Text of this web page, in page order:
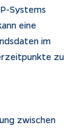
Systems
eine
im
zu
zwischen